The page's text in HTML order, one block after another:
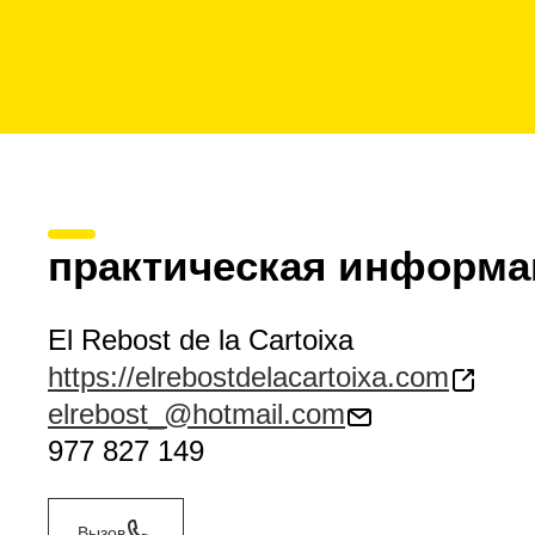
практическая
El Rebost de la Cartoixa
https://elrebostdelacartoixa.com
elrebost_@hotmail.com
977 827 149